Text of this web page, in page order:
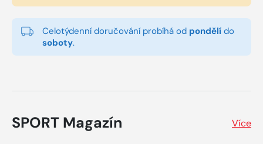
Celotýdenní doručování probíhá od pondělí do
soboty.
SPORT Magazín Více